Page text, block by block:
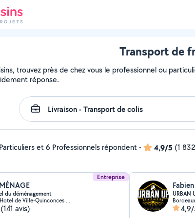
Transport de
trouvez près de chez vous le professionnel ou
réponse.
et 6 Professionnels répondent- 4,9/5 (1
Entreprise
du déménagement
Bordeaux (Hotel de Ville-Quinconces 7)
(141 avis)
URBAN